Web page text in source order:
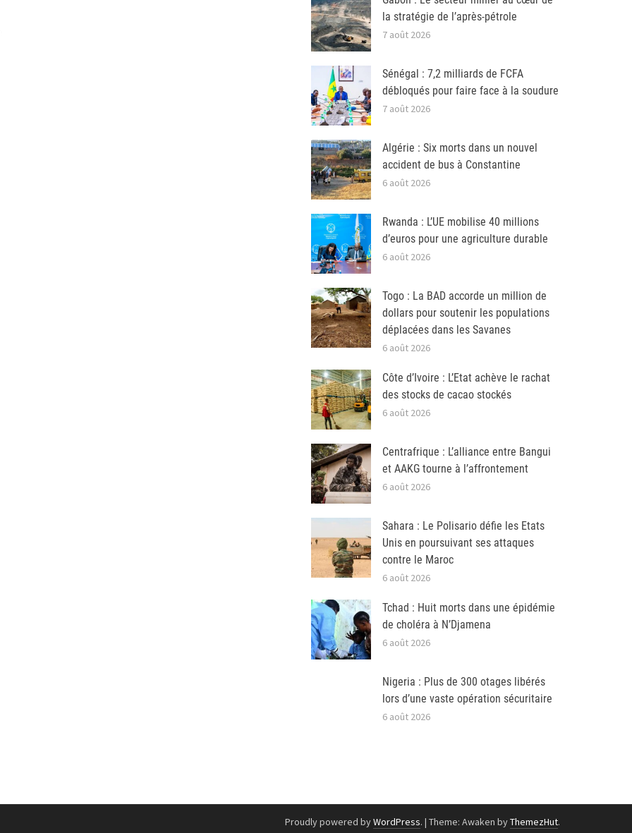
la stratégie de l’après-pétrole
7 août 2026
Sénégal : 7,2 milliards de FCFA
débloqués pour faire face à la soudure
7 août 2026
Algérie : Six morts dans un nouvel
accident de bus à Constantine
6 août 2026
Rwanda : L’UE mobilise 40 millions
d’euros pour une agriculture durable
6 août 2026
Togo : La BAD accorde un million de
dollars pour soutenir les populations
déplacées dans les Savanes
6 août 2026
Côte d’Ivoire : L’Etat achève le rachat
des stocks de cacao stockés
6 août 2026
Centrafrique : L’alliance entre Bangui
et AAKG tourne à l’affrontement
6 août 2026
Sahara : Le Polisario défie les Etats
Unis en poursuivant ses attaques
contre le Maroc
6 août 2026
Tchad : Huit morts dans une épidémie
de choléra à N’Djamena
6 août 2026
Nigeria : Plus de 300 otages libérés
lors d’une vaste opération sécuritaire
6 août 2026
Proudly powered byWordPress. | Theme: Awaken byThemezHut.